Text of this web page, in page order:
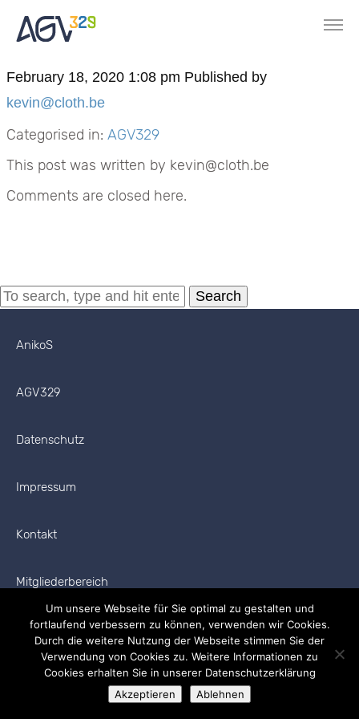
February 18, 2020 1:08 pm Published by
kevin@cloth.be
Categorised in: AGV329
This post was written by kevin@cloth.be
Comments are closed here.
Search
AnikoS
AGV329
Datenschutz
Impressum
Kontakt
Mitgliederbereich
Copyright © 2026 AGV329 Alle Rechte vorbehalten.
Um unsere Webseite für Sie optimal zu gestalten und
fortlaufend verbessern zu können, verwenden wir Cookies.
Durch die weitere Nutzung der Webseite stimmen Sie der
Verwendung von Cookies zu. Weitere Informationen zu
Cookies erhalten Sie in unserer Datenschutzerklärung
Akzeptieren
Ablehnen